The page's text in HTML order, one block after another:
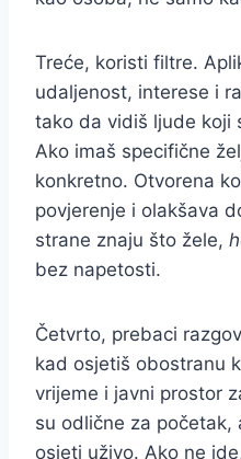
Treće, koristi filtre.
udaljenost, interese i
tako da vidiš ljude koji
Ako imaš specifične
konkretno. Otvorena
povjerenje i olakšava
strane znaju što žele,
bez napetosti.
Četvrto, prebaci
kad osjetiš obostranu
vrijeme i javni prostor
su odlične za početak,
osjeti uživo. Ako ne